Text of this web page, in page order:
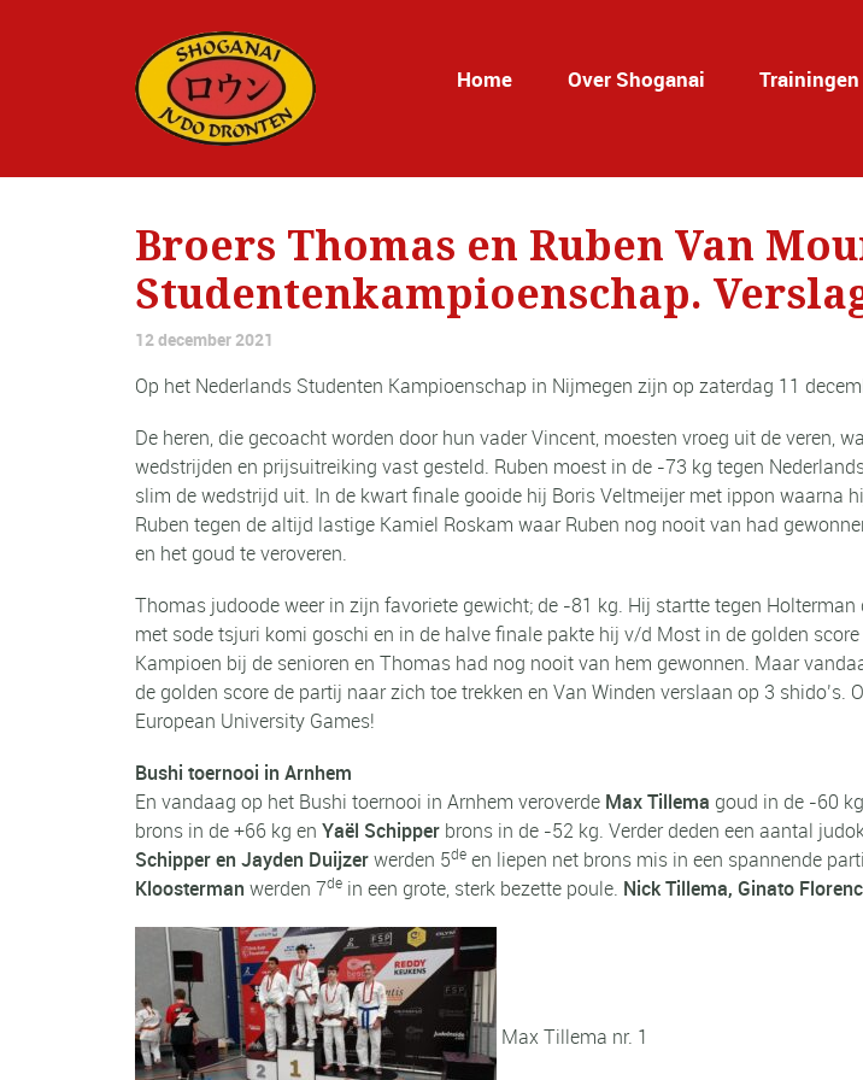
Home Over Shoganai Trainingen
Broers Thomas en Ruben Van
Studentenkampioenschap.
12 december 2021
Op het Nederlands Studenten Kampioenschap in Nijmegen zijn op zaterdag 11
De heren, die gecoacht worden door hun vader Vincent, moesten vroeg uit de veren,
wedstrijden en prijsuitreiking vast gesteld. Ruben moest in de -73 kg tegen
slim de wedstrijd uit. In de kwart finale gooide hij Boris Veltmeijer met ippon waarna
Ruben tegen de altijd lastige Kamiel Roskam waar Ruben nog nooit van had
en het goud te veroveren.
Thomas judoode weer in zijn favoriete gewicht; de -81 kg. Hij startte tegen
met sode tsjuri komi goschi en in de halve finale pakte hij v/d Most in de golden
Kampioen bij de senioren en Thomas had nog nooit van hem gewonnen. Maar
de golden score de partij naar zich toe trekken en Van Winden verslaan op 3
European University Games!
Bushi toernooi in Arnhem
En vandaag op het Bushi toernooi in Arnhem veroverde Max Tillema goud in de -60
brons in de +66 kg en Yaël Schipper brons in de -52 kg. Verder deden een aantal
Schipper en Jayden Duijzerwerden 5de en liepen net brons mis in een spannende
Kloosterman werden 7de in een grote, sterk bezette poule. Nick Tillema, Ginato
Max Tillema nr. 1